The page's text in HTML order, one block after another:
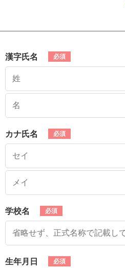
漢字氏名
カナ氏名
学校名
生年月日